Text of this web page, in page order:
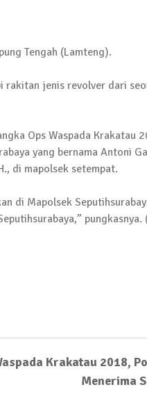
Tuntut Kadus Untuk
di Lamtim
Korupsi Dana Hibah Koni
Tengah (Lamteng).
rakitan jenis revolver dari
Ops Waspada Krakatau
yang bernama Antoni
di mapolsek setempat.
di Mapolsek
Krakatau 2018,
Menerima